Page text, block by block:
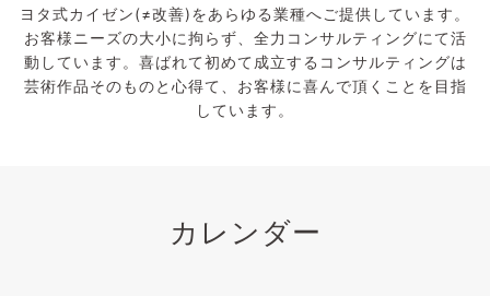
ヨタ式カイゼン(≠改善)をあらゆる業種へご提供しています。
お客様ニーズの大小に拘らず、全力コンサルティングにて活
動しています。喜ばれて初めて成立するコンサルティングは
芸術作品そのものと心得て、お客様に喜んで頂くことを目指
しています。
カレンダー